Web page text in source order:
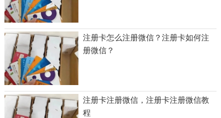
注册卡怎么注册微信？注册卡如何注
册微信？
注册卡注册微信，注册卡注册微信教
程